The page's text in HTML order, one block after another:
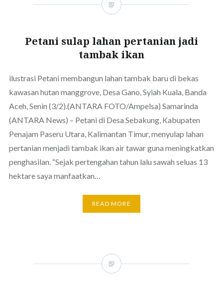
Petani sulap lahan pertanian jadi
tambak ikan
ilustrasi Petani membangun lahan tambak baru di bekas
kawasan hutan manggrove, Desa Gano, Syiah Kuala, Banda
Aceh, Senin (3/2).(ANTARA FOTO/Ampelsa) Samarinda
(ANTARA News) – Petani di Desa Sebakung, Kabupaten
Penajam Paseru Utara, Kalimantan Timur, menyulap lahan
pertanian menjadi tambak ikan air tawar guna meningkatkan
penghasilan. “Sejak pertengahan tahun lalu sawah seluas 13
hektare saya manfaatkan…
READ MORE